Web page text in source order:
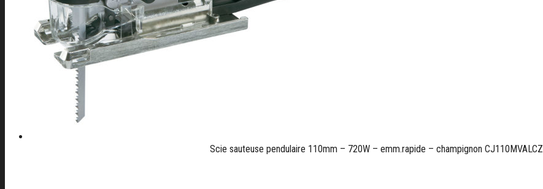
Scie sauteuse pendulaire 110mm – 720W – emm.rapide – champignon CJ110MVALCZ